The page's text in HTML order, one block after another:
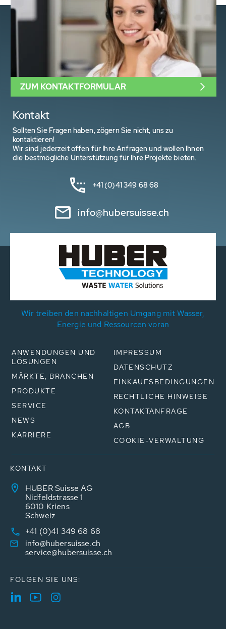
Kontakt
Sollten Sie Fragen haben, zögern Sie nicht, uns zu
kontaktieren!
Wir sind jederzeit offen für Ihre Anfragen und wollen Ihnen
die bestmögliche Unterstützung für Ihre Projekte bieten.
+41 (0)41 349 68 68
info@hubersuisse.ch
ZUM KONTAKTFORMULAR
Wir treiben den nachhaltigen Umgang mit Wasser,
Energie und Ressourcen voran
ANWENDUNGEN UND
LÖSUNGEN
MÄRKTE, BRANCHEN
PRODUKTE
SERVICE
NEWS
KARRIERE
IMPRESSUM
DATENSCHUTZ
EINKAUFSBEDINGUNGEN
RECHTLICHE HINWEISE
KONTAKTANFRAGE
AGB
COOKIE-VERWALTUNG
KONTAKT
HUBER Suisse AG
Nidfeldstrasse 1
6010 Kriens
Schweiz
+41 (0)41 349 68 68
info@hubersuisse.ch
service@hubersuisse.ch
FOLGEN SIE UNS: